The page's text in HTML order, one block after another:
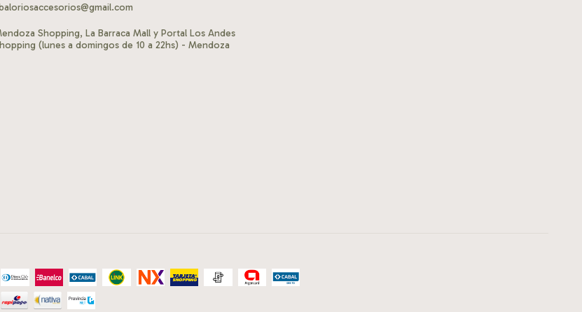
Shopping, La Barraca Mall y Portal Los Andes
(lunes a domingos de 10 a 22hs) - Mendoza